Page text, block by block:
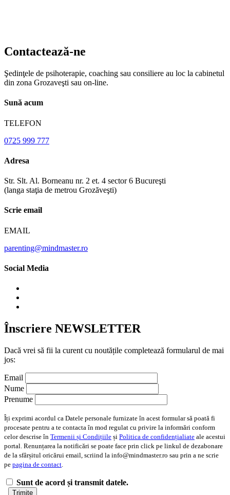
Contactează-ne
Şedinţele de psihoterapie, coaching sau consiliere au loc la cabinetul
din zona Grozaveşti sau on-line.
Sună acum
TELEFON
0725 999 777
Adresa
Str. Slt. Al. Borneanu nr. 2 et. 4 sector 6 Bucureşti
(langa staţia de metrou Grozăveşti)
Scrie email
EMAIL
parenting@mindmaster.ro
Social Media
Înscriere NEWSLETTER
Dacă vrei să fii la curent cu noutățile completează formularul de mai
jos:
Email
Nume
Prenume
Îți exprimi acordul ca Datele personale furnizate în acest formular să poată fi
procesate pentru a te contacta în mod regulat cu privire la informări conform
celor descrise în Termenii și Condițiile și Politica de confidențialiate ale acestui
portal. Renunțarea la notificări se poate face prin click pe linkul de dezabonare
de la sfârșitul oricărui email, scriind la info@mindmaster.ro sau prin a ne scrie
pe pagina de contact
Sunt de acord și transmit datele.